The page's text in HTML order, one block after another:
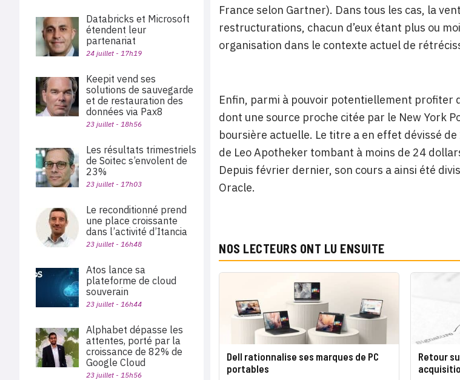
France selon Gartner). Dans tous les cas, la
restructurations, chacun d’eux étant plus ou
organisation dans le contexte actuel de
Enfin, parmi à pouvoir potentiellement profiter
dont une source proche citée par le New York
boursière actuelle. Le titre a en effet dévissé
de Leo Apotheker tombant à moins de 24
Depuis février dernier, son cours a ainsi été
Oracle.
NOS LECTEURS ONT LU ENSUITE
Dell rationnalise ses marques de PC
portables
Retour
Databricks et Microsoft
étendent leur
partenariat
24 juillet - 17h19
Keepit vend ses
solutions de sauvegarde
et de restauration des
données via Pax8
23 juillet - 18h56
Les résultats trimestriels
de Soitec s’envolent de
23%
23 juillet - 17h03
Le reconditionné prend
une place croissante
dans l’activité d’Itancia
23 juillet - 16h48
Atos lance sa
plateforme de cloud
souverain
23 juillet - 16h44
Alphabet dépasse les
attentes, porté par la
croissance de 82% de
Google Cloud
23 juillet - 15h56